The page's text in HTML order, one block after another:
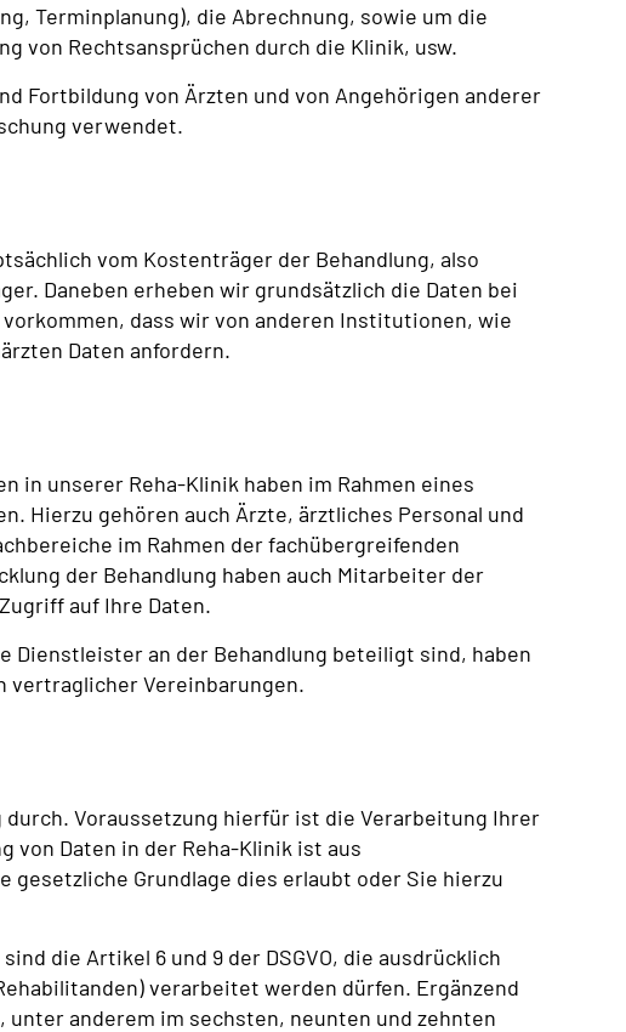
Terminplanung), die Abrechnung, sowie um die
von Rechtsansprüchen durch die Klinik, usw.
Fortbildung von Ärzten und von Angehörigen anderer
verwendet.
vom Kostenträger der Behandlung, also
Daneben erheben wir grundsätzlich die Daten bei
dass wir von anderen Institutionen, wie
Daten anfordern.
in unserer Reha-Klinik haben im Rahmen eines
Hierzu gehören auch Ärzte, ärztliches Personal und
im Rahmen der fachübergreifenden
der Behandlung haben auch Mitarbeiter der
auf Ihre Daten.
Dienstleister an der Behandlung beteiligt sind, haben
vertraglicher Vereinbarungen.
Voraussetzung hierfür ist die Verarbeitung Ihrer
von Daten in der Reha-Klinik ist aus
gesetzliche Grundlage dies erlaubt oder Sie hierzu
die Artikel 6 und 9 der DSGVO, die ausdrücklich
verarbeitet werden dürfen. Ergänzend
anderem im sechsten, neunten und zehnten